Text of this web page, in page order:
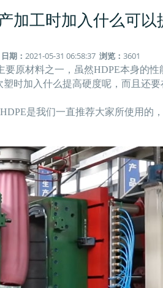
加工时加入什么可以
日期： 2021-05-31 06:58:37 浏览： 3601
原材料之一，虽然HDPE本身的
时加入什么提高硬度呢，而且还要
是我们一直推荐大家所使用的